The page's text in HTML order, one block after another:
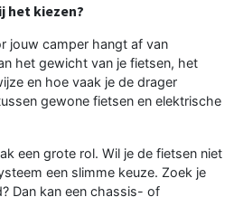
het kiezen?
jouw camper hangt af van
het gewicht van je fietsen, het
en hoe vaak je de drager
gewone fietsen en elektrische
een grote rol. Wil je de fietsen niet
een slimme keuze. Zoek je
Dan kan een chassis- of